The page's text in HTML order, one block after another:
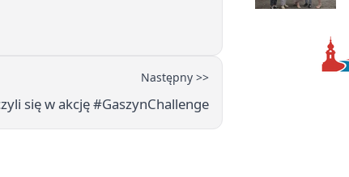
Następny >>
się w akcję #GaszynChallenge